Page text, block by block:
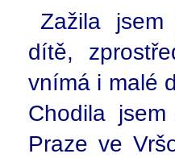
Zažila jsem
dítě,
vnímá i malé
Chodila
Praze ve